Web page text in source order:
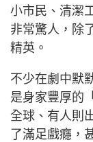
小市民、清潔
非常驚人，除
精英。
不少在劇中默
是身家豐厚的
全球、有人則
了滿足戲癮，